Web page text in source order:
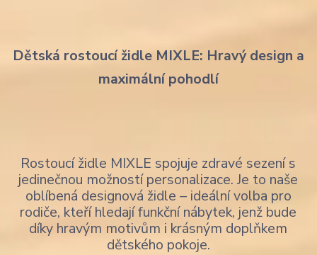
Dětská rostoucí židle MIXLE: Hravý design a
maximální pohodlí
Rostoucí židle MIXLE spojuje zdravé sezení s
jedinečnou možností personalizace. Je to naše
oblíbená designová židle – ideální volba pro
rodiče, kteří hledají funkční nábytek, jenž bude
díky hravým motivům i krásným doplňkem
dětského pokoje.